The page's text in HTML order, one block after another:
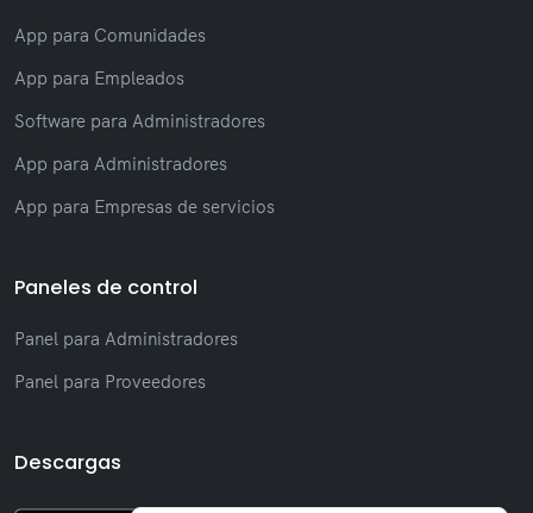
App para Comunidades
App para Empleados
Software para Administradores
App para Administradores
App para Empresas de servicios
Paneles de control
Panel para Administradores
Panel para Proveedores
Descargas